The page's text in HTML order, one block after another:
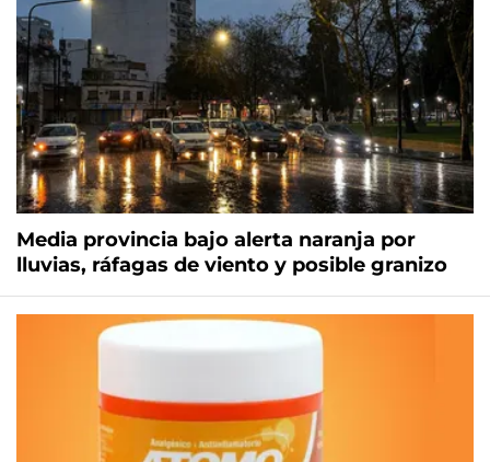
Media provincia bajo alerta naranja por
lluvias, ráfagas de viento y posible granizo